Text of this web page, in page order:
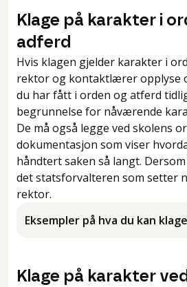
Klage på karakter i
adferd
Hvis klagen gjelder karakter i
rektor og kontaktlærer opplyse
du har fått i orden og atferd
begrunnelse for nåværende
De må også legge ved skolens
dokumentasjon som viser
håndtert saken så langt.
det statsforvalteren som setter
rektor.
Eksempler på hva du kan
Klage på karakter